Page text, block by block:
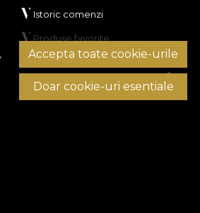
Accepta toate cookie-urile
Doar cookie-uri esentiale
Istoric comenzi
Produse favorite
Metode de plata
Transport si retururi